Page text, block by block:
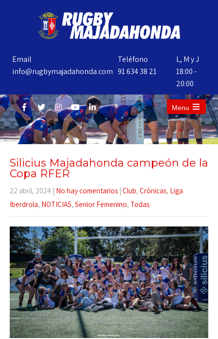
Email
info@rugbymajadahonda.com
Teléfono
91 634 38 21
L, M y J
18:00 -
20:00
Menu
Silicius Majadahonda campeón de la
Copa RFER
22 abril, 2024 | No hay comentarios | Club, Crónicas, Liga
Iberdrola, NOTICIAS, Senior Femenino, Todas